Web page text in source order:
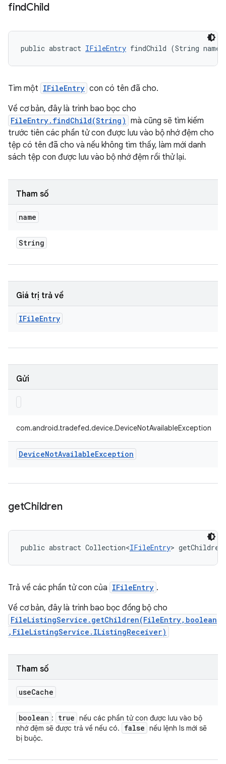
findChild
public abstract IFileEntry findChild (String name)
Tìm một IFileEntry con có tên đã cho.
Về cơ bản, đây là trình bao bọc cho
FileEntry.findChild(String) mà cũng sẽ tìm kiếm
trước tiên các phần tử con được lưu vào bộ nhớ đệm cho
tệp có tên đã cho và nếu không tìm thấy, làm mới danh
sách tệp con được lưu vào bộ nhớ đệm rồi thử lại.
Tham số
name
String
Giá trị trả về
IFileEntry
Gửi
com.android.tradefed.device.DeviceNotAvailableException
DeviceNotAvailableException
getChildren
public abstract Collection<IFileEntry> getChildren
Trả về các phần tử con của IFileEntry .
Về cơ bản, đây là trình bao bọc đồng bộ cho
FileListingService.getChildren(FileEntry,boolean
,FileListingService.IListingReceiver)
Tham số
useCache
boolean : true nếu các phần tử con được lưu vào bộ
nhớ đệm sẽ được trả về nếu có.
false nếu lệnh ls mới sẽ
bị buộc.